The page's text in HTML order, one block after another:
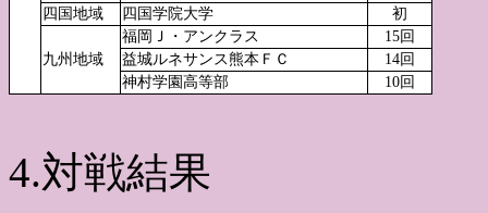
四国地域
四国学院大学 初
九州地域
福岡Ｊ・アンクラス
15回
益城ルネサンス熊本ＦＣ
14回
神村学園高等部
10回
4.対戦結果